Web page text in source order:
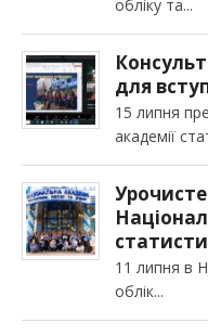
обліку та
для
15 липня
академії
11 липня в
облік